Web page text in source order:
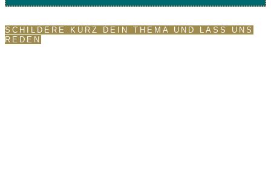
SCHILDERE KURZ DEIN THEMA UND LASS UNS
REDEN